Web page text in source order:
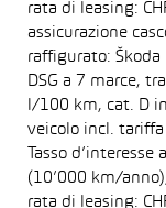
rata di leasing:
assicurazione
raffigurato: Škoda
DSG a 7 marce,
l/100 km, cat. D
veicolo incl. tariffa
Tasso
(10’000 km/
rata di leasing: